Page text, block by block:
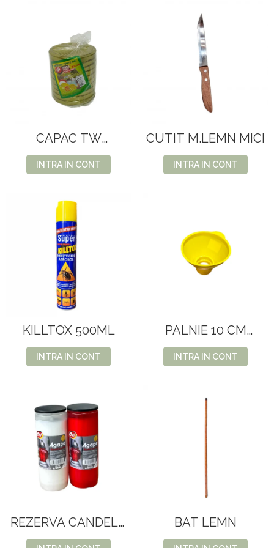
CAPAC TW
82(800/BAX)
INTRA IN CONT
CUTIT M.LEMN MICI
INTRA IN CONT
KILLTOX 500ML
INTRA IN CONT
PALNIE 10 CM
BORCAN plast.
INTRA IN CONT
REZERVA CANDELA
AGAPE
BAT LEMN